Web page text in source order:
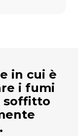
in cui è
i fumi
soffitto